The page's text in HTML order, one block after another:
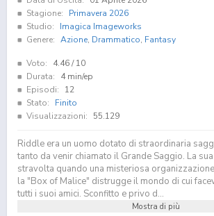
Stagione:
Primavera 2026
Studio:
Imagica Imageworks
Genere: Azione, Drammatico, Fantasy
Voto: 4.46/ 10
Durata:
4 min/ep
Episodi:
12
Stato:
Finito
Visualizzazioni:
55.129
Riddle era un uomo dotato di straordinaria
tanto da venir chiamato il Grande Saggio. La
stravolta quando una misteriosa
la "Box of Malice" distrugge il mondo di cui
tutti i suoi amici. Sconfitto e privo d...
Mostra di più